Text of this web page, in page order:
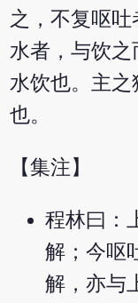
之，不复呕
水者，与饮
水饮也。主
也。
【集注】
程林曰：
解；今呕
解，亦与